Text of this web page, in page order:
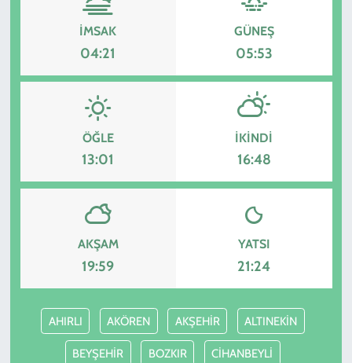
İMSAK
04:21
GÜNEŞ
05:53
ÖĞLE
13:01
İKINDI
16:48
AKŞAM
19:59
YATSI
21:24
AHIRLI AKÖREN AKŞEHİR ALTINEKİN
BEYŞEHİR BOZKIR CİHANBEYLİ